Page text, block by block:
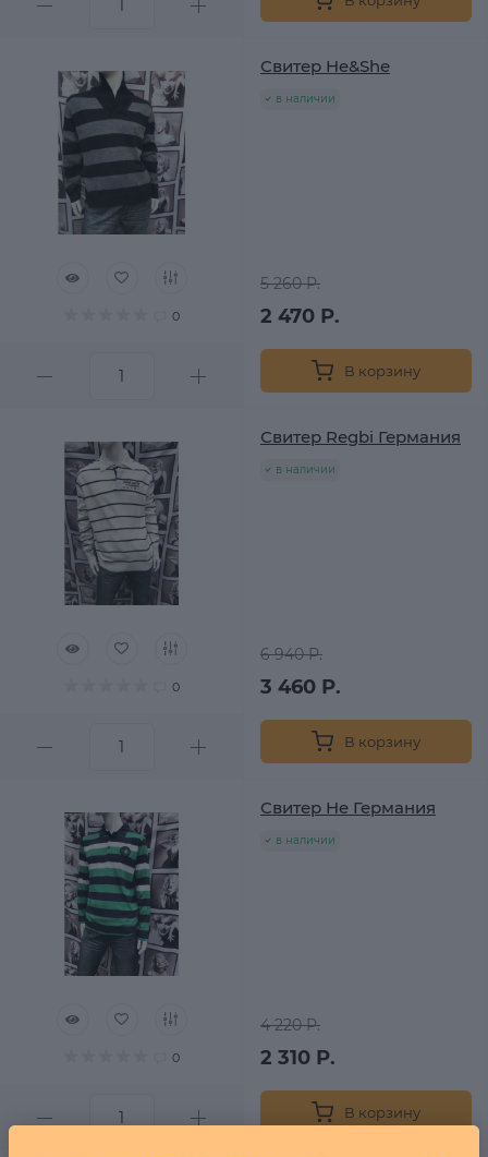
0
Свитер He&She
в наличии
5 260 Р.
2 470 Р.
В корзину
0
Свитер Regbi Германия
в наличии
6 940 Р.
3 460 Р.
В корзину
0
Свитер He Германия
в наличии
4 220 Р.
2 310 Р.
В корзину